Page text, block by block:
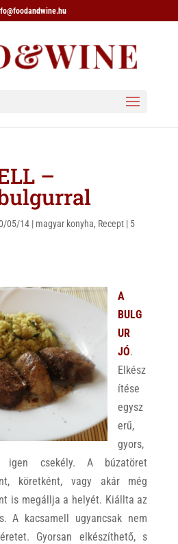
–
05/14| magyar konyha, Recept| 5
A
BULG
UR
JÓ.
Elkész
ítése
egysz
erű,
gyors,
igen csekély. A búzatöret
köretként, vagy akár még
is megállja a helyét. Kiállta az
A kacsamell ugyancsak nem
Gyorsan elkészíthető, s